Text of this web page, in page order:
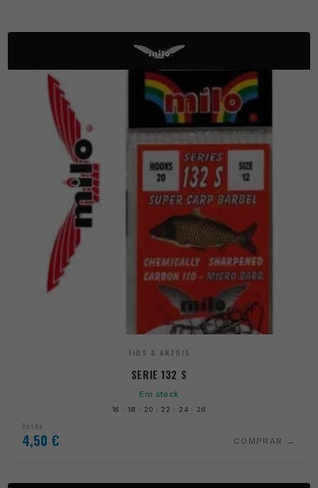
FIOS & ANZOIS
SERIE 132 S
Em stock
16 · 18 · 20 · 22 · 24 · 26
Desde
4,50 € COMPRAR